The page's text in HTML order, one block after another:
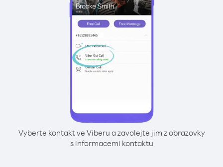
Vyberte kontakt ve Viberu a zavolejte jim z obrazovky
s informacemi kontaktu